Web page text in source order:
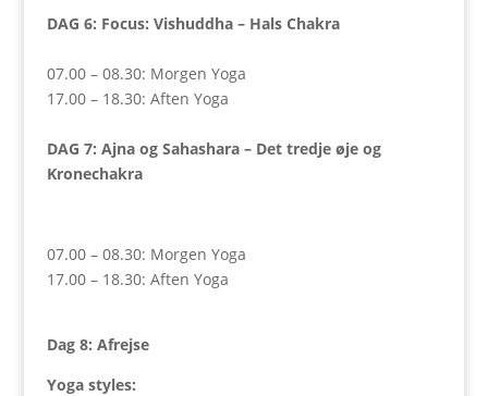
DAG 6: Focus: Vishuddha – Hals Chakra
07.00 – 08.30: Morgen Yoga
17.00 – 18.30: Aften Yoga
DAG 7: Ajna og Sahashara – Det tredje øje og
Kronechakra
07.00 – 08.30: Morgen Yoga
17.00 – 18.30: Aften Yoga
Dag 8: Afrejse
Yoga styles: